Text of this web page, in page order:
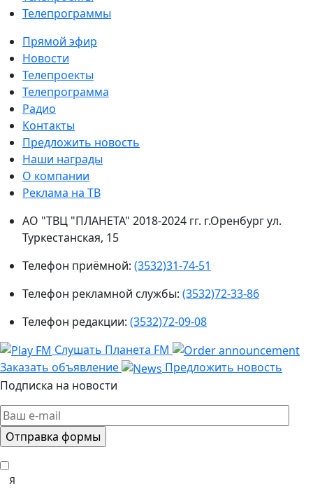
Телепрограммы
Прямой эфир
Новости
Телепроекты
Телепрограмма
Радио
Контакты
Предложить новость
Наши награды
О компании
Реклама на ТВ
АО "ТВЦ "ПЛАНЕТА" 2018-2024 гг. г.Оренбург ул.
Туркестанская, 15
Телефон приёмной: (3532)31-74-51
Телефон рекламной службы: (3532)72-33-86
Телефон редакции: (3532)72-09-08
Слушать Планета FM
Заказать объявление
Предложить новость
Подписка на новости
Я